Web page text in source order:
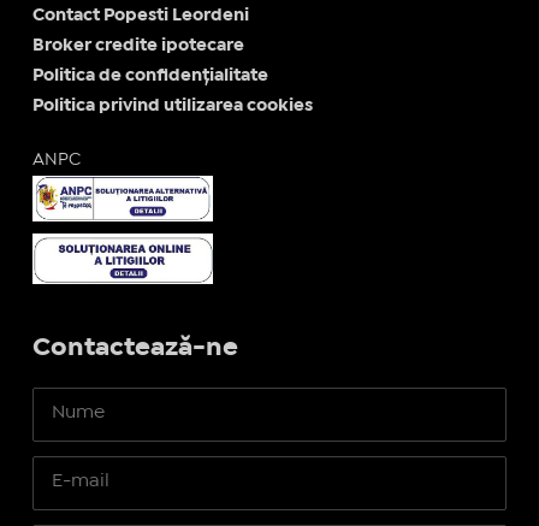
Contact Popesti Leordeni
Broker credite ipotecare
Politica de confidențialitate
Politica privind utilizarea cookies
ANPC
Contactează-ne